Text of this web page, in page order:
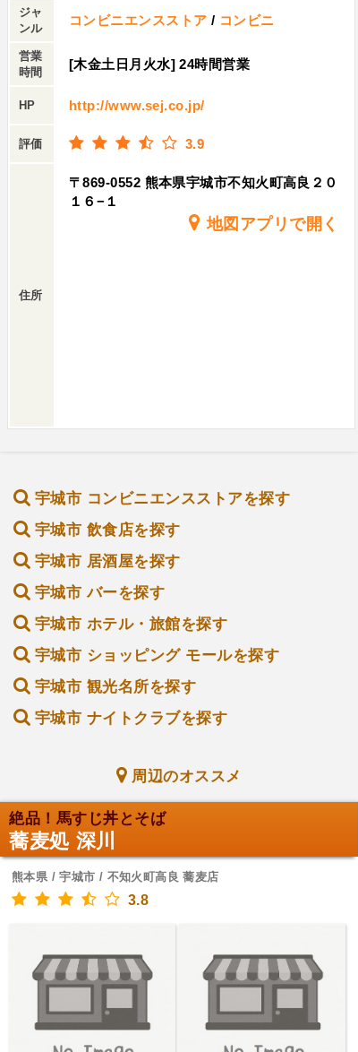
ジャ
ンル
コンビニエンスストア / コンビニ
営業
時間
[木金土日月火水] 24時間営業
HP http://www.sej.co.jp/
評価 3.9
住所
〒869-0552 熊本県宇城市不知火町高良２０
１６−１
地図アプリで開く
宇城市 コンビニエンスストアを探す
宇城市 飲食店を探す
宇城市 居酒屋を探す
宇城市 バーを探す
宇城市 ホテル・旅館を探す
宇城市 ショッピング モールを探す
宇城市 観光名所を探す
宇城市 ナイトクラブを探す
周辺のオススメ
絶品！馬すじ丼とそば
蕎麦処 深川
熊本県 / 宇城市 / 不知火町高良 蕎麦店
3.8